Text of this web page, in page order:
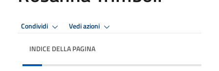
Condividi Vedi azioni
INDICE DELLA PAGINA